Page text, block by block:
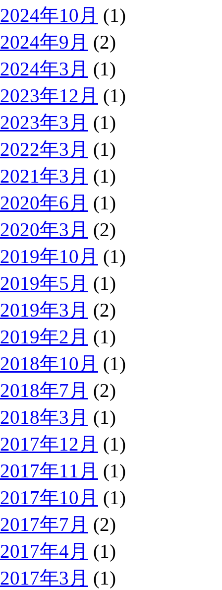
2024年10月 (1)
2024年9月 (2)
2024年3月 (1)
2023年12月 (1)
2023年3月 (1)
2022年3月 (1)
2021年3月 (1)
2020年6月 (1)
2020年3月 (2)
2019年10月 (1)
2019年5月 (1)
2019年3月 (2)
2019年2月 (1)
2018年10月 (1)
2018年7月 (2)
2018年3月 (1)
2017年12月 (1)
2017年11月 (1)
2017年10月 (1)
2017年7月 (2)
2017年4月 (1)
2017年3月 (1)